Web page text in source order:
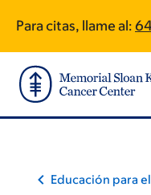
main
content
footer
Para citas, llame al:
Educación para